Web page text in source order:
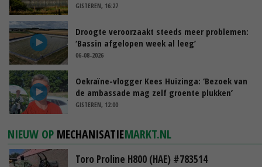
GISTEREN, 16:27
Droogte veroorzaakt steeds meer problemen:
‘Bassin afgelopen week al leeg’
06-08-2026
Oekraïne-vlogger Kees Huizinga: ‘Bezoek van
de ambassade mag zelf groente plukken’
GISTEREN, 12:00
NIEUW OP MECHANISATIEMARKT.NL
Toro Proline H800 (HAE) #783514